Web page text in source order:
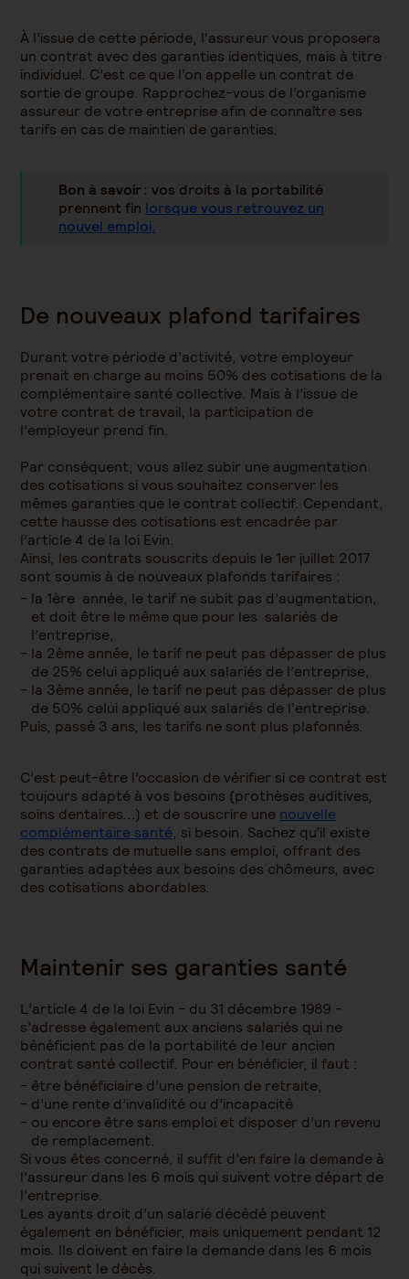
À l’issue de cette période, l'assureur vous proposera
un contrat avec des garanties identiques, mais à titre
individuel. C’est ce que l’on appelle un contrat de
sortie de groupe. Rapprochez-vous de l’organisme
assureur de votre entreprise afin de connaître ses
tarifs en cas de maintien de garanties.
Bon à savoir: vos droits à la portabilité
prennent fin lorsque vous retrouvez un
nouvel emploi.
De nouveaux plafond tarifaires
Durant votre période d’activité, votre employeur
prenait en charge au moins 50% des cotisations de la
complémentaire santé collective. Mais à l’issue de
votre contrat de travail, la participation de
l’employeur prend fin.
Par conséquent, vous allez subir une augmentation
des cotisations si vous souhaitez conserver les
mêmes garanties que le contrat collectif. Cependant,
cette hausse des cotisations est encadrée par
l’article 4 de la loi Evin.
Ainsi, les contrats souscrits depuis le 1er juillet 2017
sont soumis à de nouveaux plafonds tarifaires :
la 1ère année, le tarif ne subit pas d’augmentation,
et doit être le même que pour les salariés de
l’entreprise,
la 2ème année, le tarif ne peut pas dépasser de plus
de 25% celui appliqué aux salariés de l’entreprise,
la 3ème année, le tarif ne peut pas dépasser de plus
de 50% celui appliqué aux salariés de l’entreprise.
Puis, passé 3 ans, les tarifs ne sont plus plafonnés.
C’est peut-être l’occasion de vérifier si ce contrat est
toujours adapté à vos besoins (prothèses auditives,
soins dentaires...) et de souscrire une nouvelle
complémentaire santé, si besoin. Sachez qu’il existe
des contrats de mutuelle sans emploi, offrant des
garanties adaptées aux besoins des chômeurs, avec
des cotisations abordables.
Maintenir ses garanties santé
L’article 4 de la loi Evin - du 31 décembre 1989 -
s’adresse également aux anciens salariés qui ne
bénéficient pas de la portabilité de leur ancien
contrat santé collectif. Pour en bénéficier, il faut :
être bénéficiaire d’une pension de retraite,
d’une rente d’invalidité ou d’incapacité
ou encore être sans emploi et disposer d’un revenu
de remplacement.
Si vous êtes concerné, il suffit d’en faire la demande à
l’assureur dans les 6 mois qui suivent votre départ de
l’entreprise.
Les ayants droit d’un salarié décédé peuvent
également en bénéficier, mais uniquement pendant 12
mois. Ils doivent en faire la demande dans les 6 mois
qui suivent le décès.